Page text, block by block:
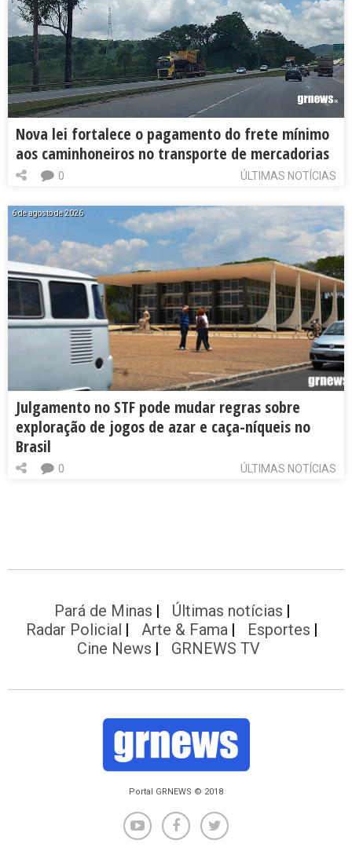
Nova lei fortalece o pagamento do frete mínimo
aos caminhoneiros no transporte de mercadorias
ÚLTIMAS NOTÍCIAS
0
6 de agosto de 2026
Julgamento no STF pode mudar regras sobre
exploração de jogos de azar e caça-níqueis no
Brasil
ÚLTIMAS NOTÍCIAS
0
Pará de Minas
Últimas notícias
Radar Policial
Arte & Fama
Esportes
Cine News
GRNEWS TV
Portal GRNEWS © 2018